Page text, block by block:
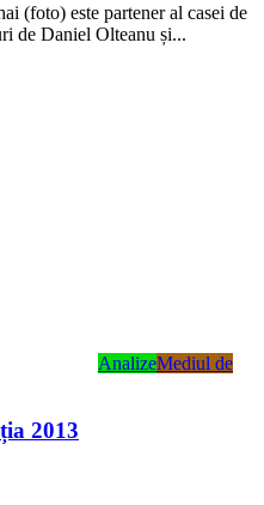
(foto) este partener al casei de
de Daniel Olteanu și...
AnalizeMediul de
2013